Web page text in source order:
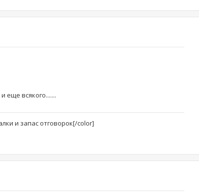
еще всякого.......
и запас отговорок[/color]